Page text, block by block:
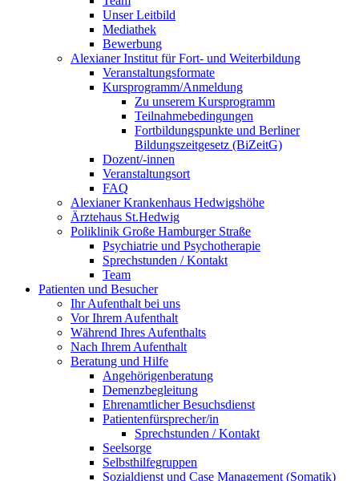
Unser Leitbild
Mediathek
Bewerbung
Alexianer Institut für Fort- und Weiterbildung
Veranstaltungsformate
Kursprogramm/Anmeldung
Zu unserem Kursprogramm
Teilnahmebedingungen
Fortbildungspunkte und Berliner
Bildungszeitgesetz (BiZeitG)
Dozent/-innen
Veranstaltungsort
FAQ
Alexianer Krankenhaus Hedwigshöhe
Ärztehaus St.Hedwig
Poliklinik Große Hamburger Straße
Psychiatrie und Psychotherapie
Sprechstunden / Kontakt
Team
Patienten und Besucher
Ihr Aufenthalt bei uns
Vor Ihrem Aufenthalt
Während Ihres Aufenthalts
Nach Ihrem Aufenthalt
Beratung und Hilfe
Angehörigenberatung
Demenzbegleitung
Ehrenamtlicher Besuchsdienst
Patientenfürsprecher/in
Sprechstunden / Kontakt
Seelsorge
Selbsthilfegruppen
Sozialdienst und Case Management (Somatik)